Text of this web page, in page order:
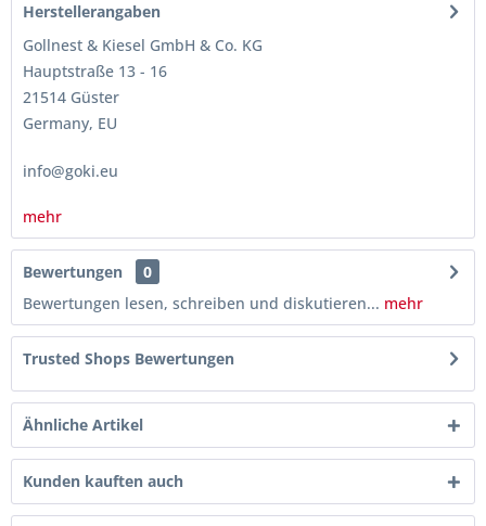
Herstellerangaben
Gollnest & Kiesel GmbH & Co. KG
Hauptstraße 13 - 16
21514 Güster
Germany, EU
info@goki.eu
mehr
Bewertungen
0
Bewertungen lesen, schreiben und diskutieren... mehr
Trusted Shops Bewertungen
Ähnliche Artikel
Kunden kauften auch